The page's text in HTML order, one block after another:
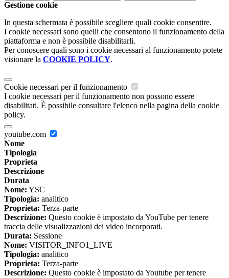
Gestione cookie
In questa schermata è possibile scegliere quali cookie consentire.
I cookie necessari sono quelli che consentono il funzionamento della
piattaforma e non è possibile disabilitarli.
Per conoscere quali sono i cookie necessari al funzionamento potete
visionare la COOKIE POLICY.
Cookie necessari per il funzionamento
I cookie necessari per il funzionamento non possono essere
disabilitati. È possibile consultare l'elenco nella pagina della cookie
policy.
youtube.com
Nome
Tipologia
Proprieta
Descrizione
Durata
Nome: YSC
Tipologia: analitico
Proprieta: Terza-parte
Descrizione: Questo cookie è impostato da YouTube per tenere
traccia delle visualizzazioni dei video incorporati.
Durata: Sessione
Nome: VISITOR_INFO1_LIVE
Tipologia: analitico
Proprieta: Terza-parte
Descrizione: Questo cookie è impostato da Youtube per tenere